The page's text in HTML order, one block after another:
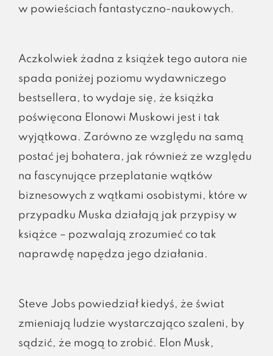
w powieściach fantastyczno-naukowych.
Aczkolwiek żadna z książek tego autora nie
spada poniżej poziomu wydawniczego
bestsellera, to wydaje się, że książka
poświęcona Elonowi Muskowi jest i tak
wyjątkowa. Zarówno ze względu na samą
postać jej bohatera, jak również ze względu
na fascynujące przeplatanie wątków
biznesowych z wątkami osobistymi, które w
przypadku Muska działają jak przypisy w
książce – pozwalają zrozumieć co tak
naprawdę napędza jego działania.
Steve Jobs powiedział kiedyś, że świat
zmieniają ludzie wystarczająco szaleni, by
sądzić, że mogą to zrobić. Elon Musk,